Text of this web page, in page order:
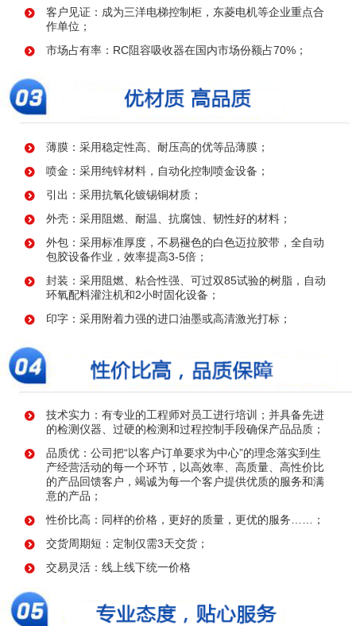
客户见证：成为三洋电梯控制柜，东菱电机等企业重点合
作单位；
市场占有率：RC阻容吸收器在国内市场份额占70%；
薄膜：采用稳定性高、耐压高的优等品薄膜；
喷金：采用纯锌材料，自动化控制喷金设备；
引出：采用抗氧化镀锡铜材质；
外壳：采用阻燃、耐温、抗腐蚀、韧性好的材料；
外包：采用标准厚度，不易褪色的白色迈拉胶带，全自动
包胶设备作业，效率提高3-5倍；
封装：采用阻燃、粘合性强、可过双85试验的树脂，自动
环氧配料灌注机和2小时固化设备；
印字：采用附着力强的进口油墨或高清激光打标；
技术实力：有专业的工程师对员工进行培训；并具备先进
的检测仪器、过硬的检测和过程控制手段确保产品品质；
品质优：公司把“以客户订单要求为中心”的理念落实到生
产经营活动的每一个环节，以高效率、高质量、高性价比
的产品回馈客户，竭诚为每一个客户提供优质的服务和满
意的产品；
性价比高：同样的价格，更好的质量，更优的服务……；
交货周期短：定制仅需3天交货；
交易灵活：线上线下统一价格